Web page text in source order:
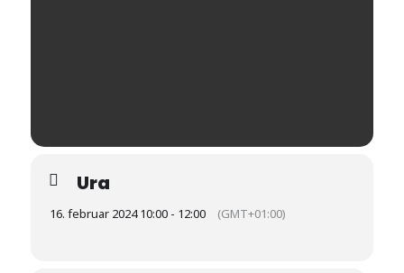
Ura
16. februar 2024 10:00 - 12:00 (GMT+01:00)